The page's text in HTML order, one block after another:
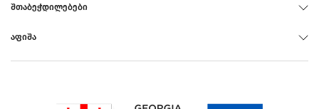
ᲨᲗᲐᲑᲔᲭᲓᲘᲚᲔᲑᲔᲑᲘ
ᲐᲤᲘᲨᲐ